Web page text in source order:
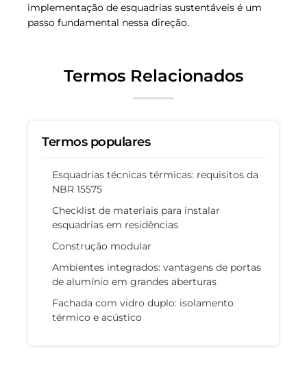
implementação de esquadrias sustentáveis é um
passo fundamental nessa direção.
Termos Relacionados
Termos populares
Esquadrias técnicas térmicas: requisitos da
NBR 15575
Checklist de materiais para instalar
esquadrias em residências
Construção modular
Ambientes integrados: vantagens de portas
de alumínio em grandes aberturas
Fachada com vidro duplo: isolamento
térmico e acústico